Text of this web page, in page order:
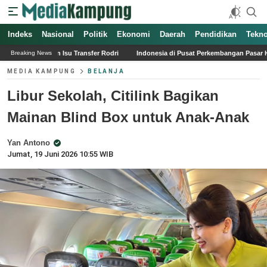
Indeks Nasional Politik Ekonomi Daerah Pendidikan
Breaking News
Rodri Indonesia di Pusat Perkembangan Pasar Hijau Asia: Peluang dan
MEDIA KAMPUNG BELANJA
Libur Sekolah, Citilink Bagikan
Mainan Blind Box untuk Anak-Anak
Yan Antono
Jumat, 19 Juni 2026 10:55 WIB